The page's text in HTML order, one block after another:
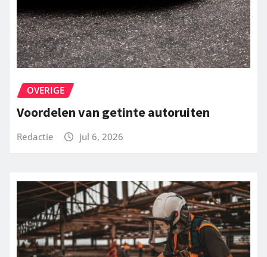
OVERIGE
Voordelen van getinte autoruiten
Redactie jul 6, 2026